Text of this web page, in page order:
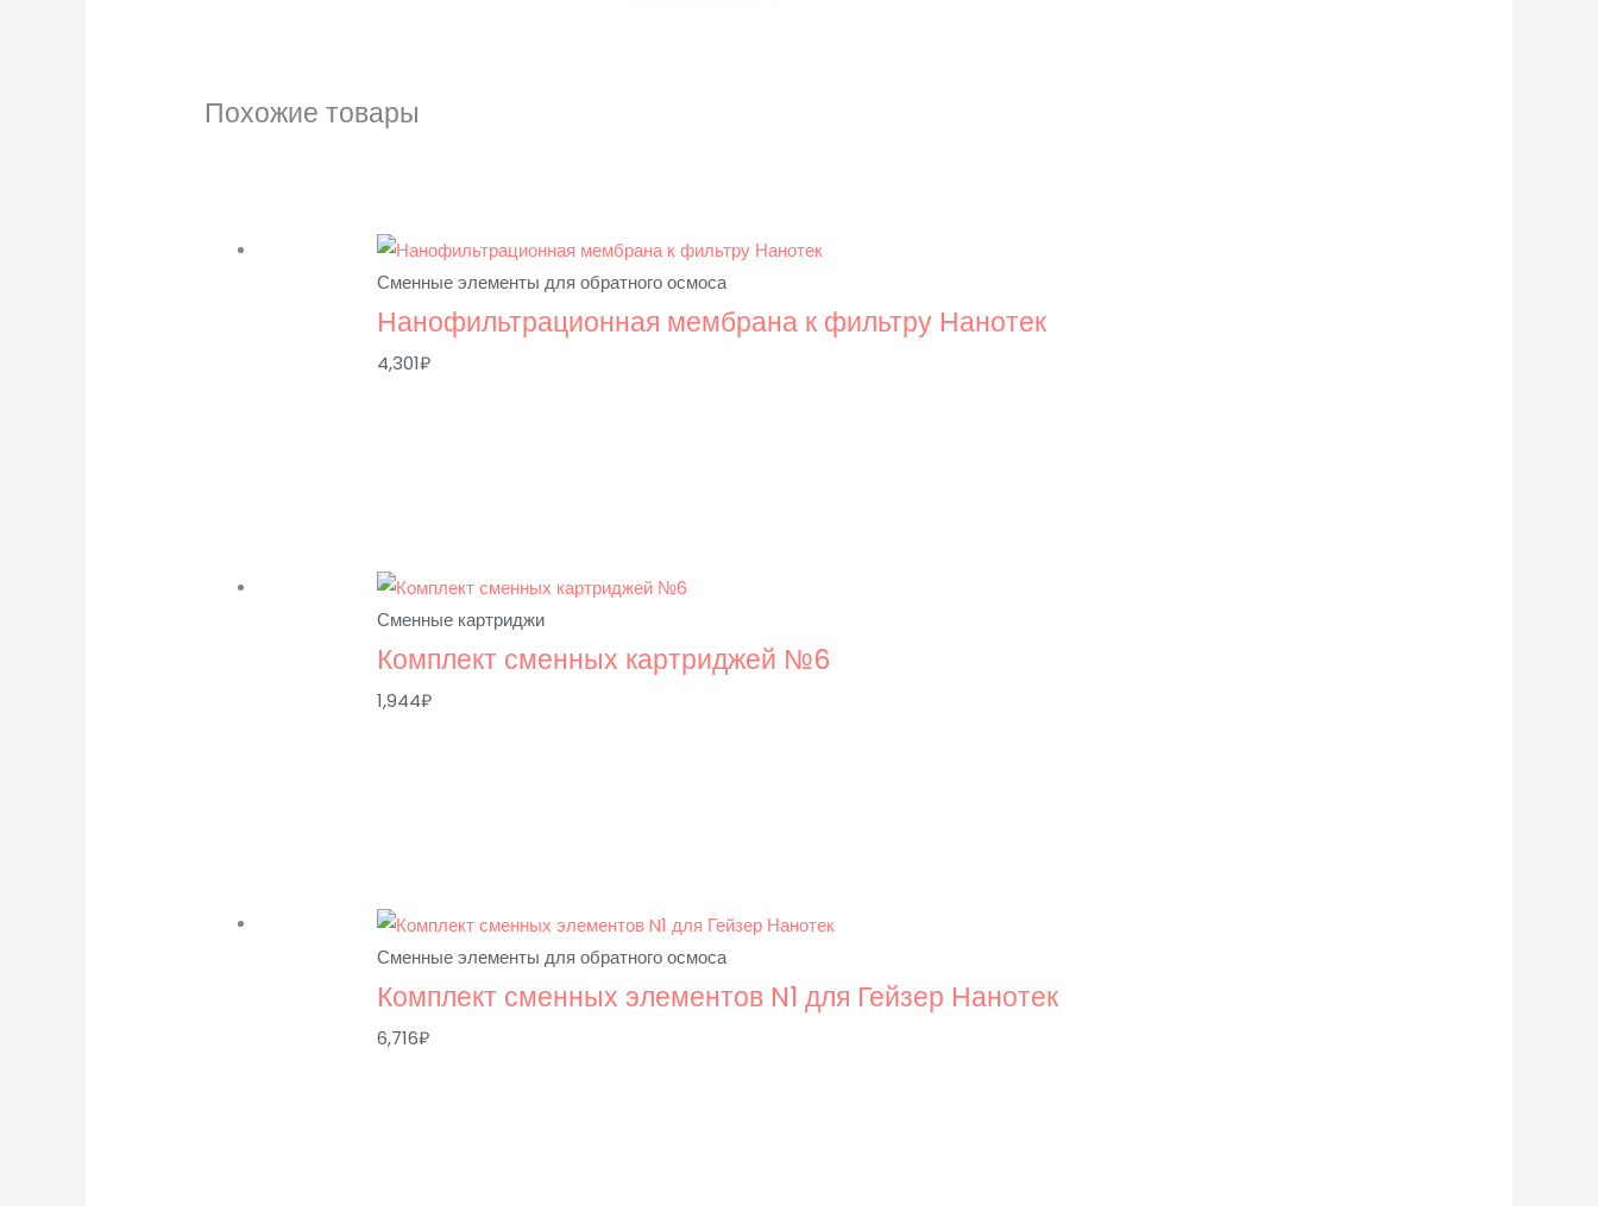
Похожие товары
Сменные элементы для обратного осмоса
Нанофильтрационная мембрана к фильтру Нанотек
4,301₽
Сменные картриджи
Комплект сменных картриджей №6
1,944₽
Сменные элементы для обратного осмоса
Комплект сменных элементов N1 для Гейзер Нанотек
6,716₽